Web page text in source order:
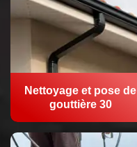
Nettoyage et pose de
gouttière 30